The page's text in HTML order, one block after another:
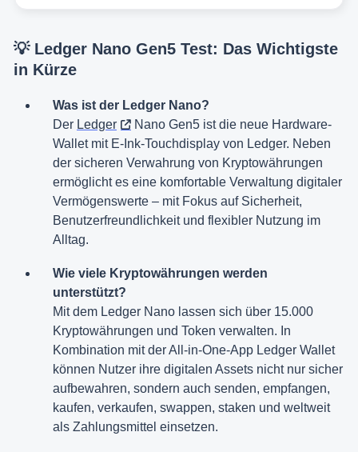
💡 Ledger Nano Gen5 Test: Das Wichtigste
in Kürze
Was ist der Ledger Nano?
Der Ledger
Nano Gen5 ist die neue Hardware-
Wallet mit E-Ink-Touchdisplay von Ledger. Neben
der sicheren Verwahrung von Kryptowährungen
ermöglicht es eine komfortable Verwaltung digitaler
Vermögenswerte – mit Fokus auf Sicherheit,
Benutzerfreundlichkeit und flexibler Nutzung im
Alltag.
Wie viele Kryptowährungen werden
unterstützt?
Mit dem Ledger Nano lassen sich über 15.000
Kryptowährungen und Token verwalten. In
Kombination mit der All-in-One-App Ledger Wallet
können Nutzer ihre digitalen Assets nicht nur sicher
aufbewahren, sondern auch senden, empfangen,
kaufen, verkaufen, swappen, staken und weltweit
als Zahlungsmittel einsetzen.